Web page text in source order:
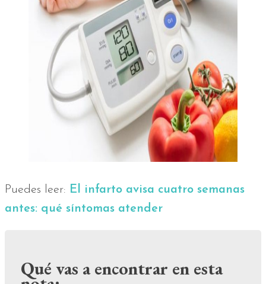
Puedes leer: El infarto avisa cuatro semanas
antes: qué síntomas atender
Qué vas a encontrar en esta